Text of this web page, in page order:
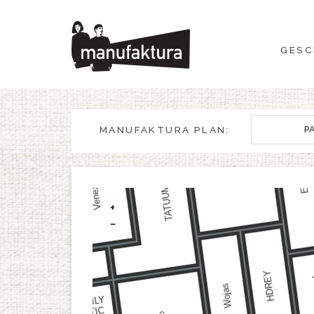
GESCHEHEN
EINKAUFEN
ANGEBOTE
UNTERHALTUNG
RESTAURANTS
PLAN
ÜBER UNS
MANUFAKTURA PLAN:
+
−